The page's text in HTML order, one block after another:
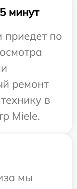
минут
по
ремонт
в
Miele.
мы